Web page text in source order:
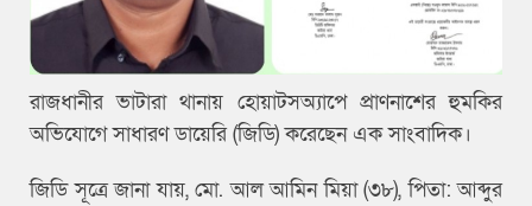
রাজধানীর ভাটারা থানায় হোয়াটসঅ্যাপে প্রাণনাশের হুমকির
অভিযোগে সাধারণ ডায়েরি (জিডি) করেছেন এক সাংবাদিক।
জিডি সূত্রে জানা যায়, মো. আল আমিন মিয়া (৩৮), পিতা: আব্দুর